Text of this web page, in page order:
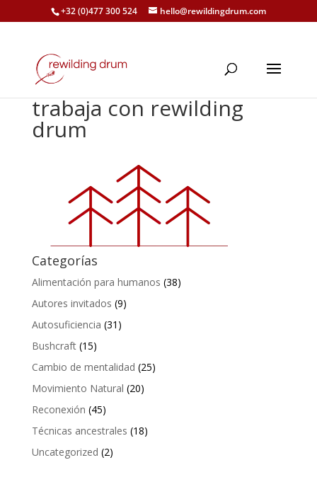
+32 (0)477 300 524 hello@rewildingdrum.com
trabaja con rewilding
drum
Categorías
Alimentación para humanos (38)
Autores invitados (9)
Autosuficiencia (31)
Bushcraft(15)
Cambio de mentalidad (25)
Movimiento Natural (20)
Reconexión (45)
Técnicas ancestrales (18)
Uncategorized (2)